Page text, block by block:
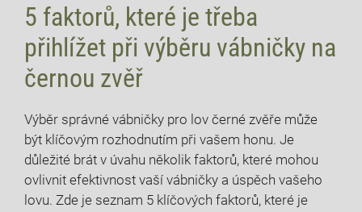
5 faktorů, které je třeba
přihlížet při výběru vábničky na
černou zvěř
Výběr správné vábničky pro lov černé zvěře může
být klíčovým rozhodnutím při vašem honu. Je
důležité brát v úvahu několik faktorů, které mohou
ovlivnit efektivnost vaší vábničky a úspěch vašeho
lovu. Zde je seznam 5 klíčových faktorů, které je